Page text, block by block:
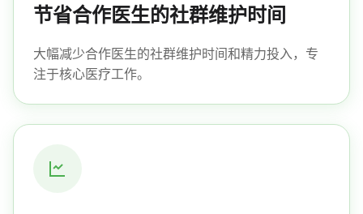
节省合作医生的社群维护时间
大幅减少合作医生的社群维护时间和精力投入，专
注于核心医疗工作。